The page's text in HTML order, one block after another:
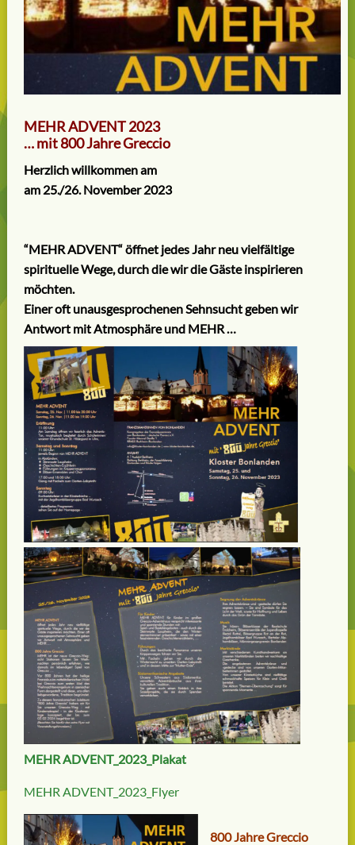
MEHR ADVENT 2023
… mit 800 Jahre Greccio
Herzlich willkommen am
am 25./26. November 2023
“MEHR ADVENT“ öffnet jedes Jahr neu vielfältige
spirituelle Wege, durch die wir die Gäste inspirieren
möchten.
Einer oft unausgesprochenen Sehnsucht geben wir
Antwort mit Atmosphäre und MEHR …
MEHR ADVENT_2023_Plakat
MEHR ADVENT_2023_Flyer
800 Jahre Greccio